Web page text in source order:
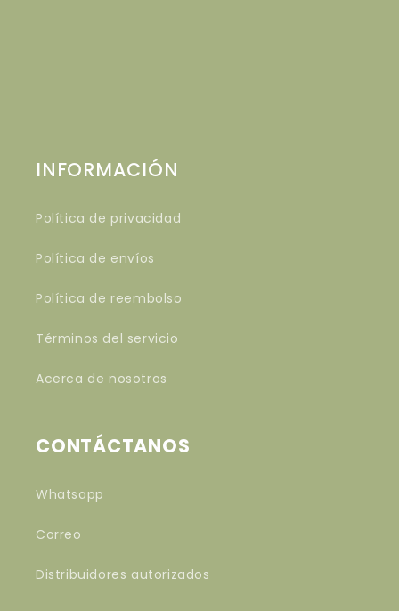
INFORMACIÓN
Política de privacidad
Política de envíos
Política de reembolso
Términos del servicio
Acerca de nosotros
CONTÁCTANOS
Whatsapp
Correo
Distribuidores autorizados